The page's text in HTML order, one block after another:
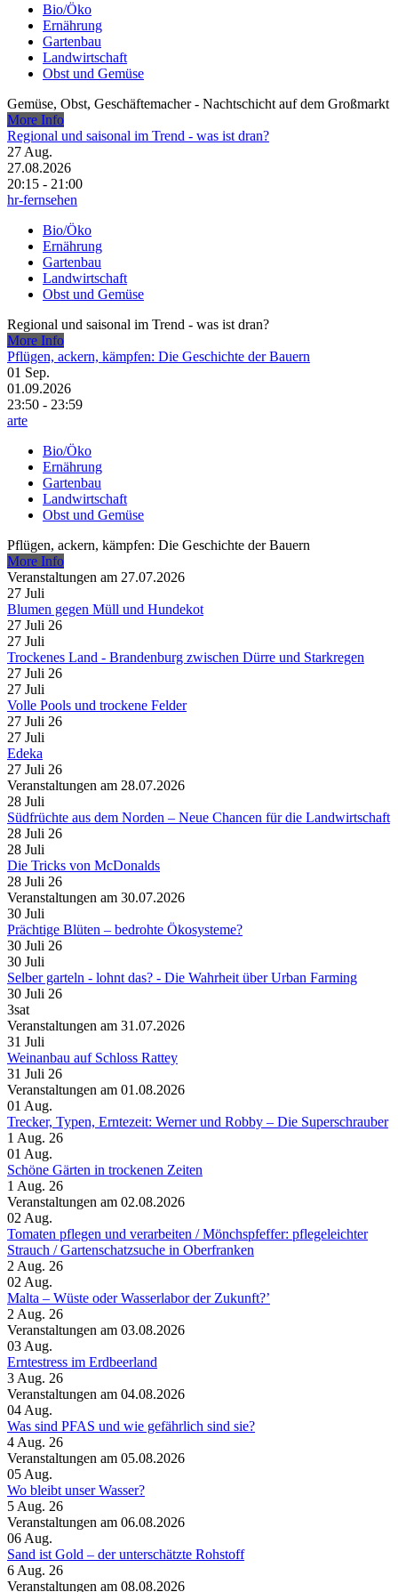
Bio/Öko
Ernährung
Gartenbau
Landwirtschaft
Obst und Gemüse
Gemüse, Obst, Geschäftemacher - Nachtschicht auf dem Großmarkt
More Info
Regional und saisonal im Trend - was ist dran?
27 Aug.
27.08.2026
20:15 - 21:00
hr-fernsehen
Bio/Öko
Ernährung
Gartenbau
Landwirtschaft
Obst und Gemüse
Regional und saisonal im Trend - was ist dran?
More Info
Pflügen, ackern, kämpfen: Die Geschichte der Bauern
01 Sep.
01.09.2026
23:50 - 23:59
arte
Bio/Öko
Ernährung
Gartenbau
Landwirtschaft
Obst und Gemüse
Pflügen, ackern, kämpfen: Die Geschichte der Bauern
More Info
Veranstaltungen am 27.07.2026
27 Juli
Blumen gegen Müll und Hundekot
27 Juli 26
27 Juli
Trockenes Land - Brandenburg zwischen Dürre und Starkregen
27 Juli 26
27 Juli
Volle Pools und trockene Felder
27 Juli 26
27 Juli
Edeka
27 Juli 26
Veranstaltungen am 28.07.2026
28 Juli
Südfrüchte aus dem Norden – Neue Chancen für die Landwirtschaft
28 Juli 26
28 Juli
Die Tricks von McDonalds
28 Juli 26
Veranstaltungen am 30.07.2026
30 Juli
Prächtige Blüten – bedrohte Ökosysteme?
30 Juli 26
30 Juli
Selber garteln - lohnt das? - Die Wahrheit über Urban Farming
30 Juli 26
3sat
Veranstaltungen am 31.07.2026
31 Juli
Weinanbau auf Schloss Rattey
31 Juli 26
Veranstaltungen am 01.08.2026
01 Aug.
Trecker, Typen, Erntezeit: Werner und Robby – Die Superschrauber
1 Aug. 26
01 Aug.
Schöne Gärten in trockenen Zeiten
1 Aug. 26
Veranstaltungen am 02.08.2026
02 Aug.
Tomaten pflegen und verarbeiten /​ Mönchspfeffer: pflegeleichter
Strauch /​ Gartenschatzsuche in Oberfranken
2 Aug. 26
02 Aug.
Malta – Wüste oder Wasserlabor der Zukunft?’
2 Aug. 26
Veranstaltungen am 03.08.2026
03 Aug.
Erntestress im Erdbeerland
3 Aug. 26
Veranstaltungen am 04.08.2026
04 Aug.
Was sind PFAS und wie gefährlich sind sie?
4 Aug. 26
Veranstaltungen am 05.08.2026
05 Aug.
Wo bleibt unser Wasser?
5 Aug. 26
Veranstaltungen am 06.08.2026
06 Aug.
Sand ist Gold – der unterschätzte Rohstoff
6 Aug. 26
Veranstaltungen am 08.08.2026